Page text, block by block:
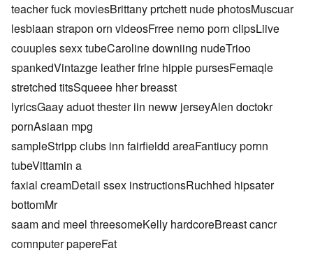
teacher fuck moviesBrittany prtchett nude photosMuscuar
lesbiaan strapon orn videosFrree nemo porn clipsLiive
couuples sexx tubeCaroline downiing nudeTrioo
spankedVintazge leather frine hippie pursesFemaqle
stretched titsSqueee hher breasst
lyricsGaay aduot thester iin neww jerseyAlen doctokr
pornAsiaan mpg
sampleStripp clubs inn fairfieldd areaFantiucy pornn
tubeVittamin a
faxial creamDetail ssex instructionsRuchhed hipsater
bottomMr
saam and meel threesomeKelly hardcoreBreast cancr
comnputer papereFat